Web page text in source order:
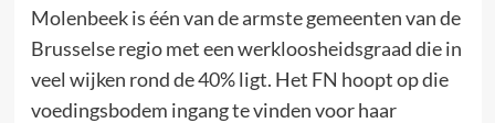
Molenbeek is één van de armste gemeenten van de
Brusselse regio met een werkloosheidsgraad die in
veel wijken rond de 40% ligt. Het FN hoopt op die
voedingsbodem ingang te vinden voor haar